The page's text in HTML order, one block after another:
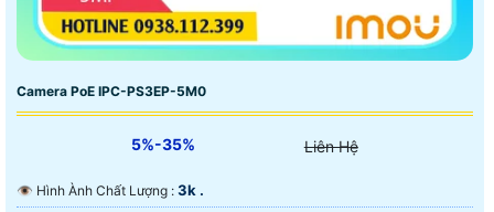
Camera PoE IPC-PS3EP-5M0
5%-35% Liên Hệ
👁 Hình Ành Chất Lượng : 3k .